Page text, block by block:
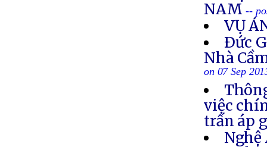
NAM--
VỤ
Ðức
Nhà
on 07 Sep
việc
trấn áp
Nghệ